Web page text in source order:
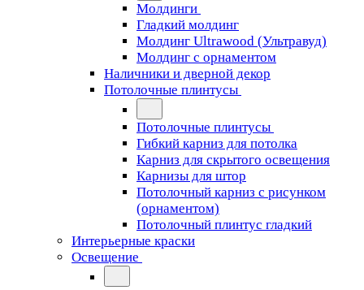
Молдинги
Гладкий молдинг
Молдинг Ultrawood (Ультравуд)
Молдинг с орнаментом
Наличники и дверной декор
Потолочные плинтусы
Потолочные плинтусы
Гибкий карниз для потолка
Карниз для скрытого освещения
Карнизы для штор
Потолочный карниз с рисунком
(орнаментом)
Потолочный плинтус гладкий
Интерьерные краски
Освещение